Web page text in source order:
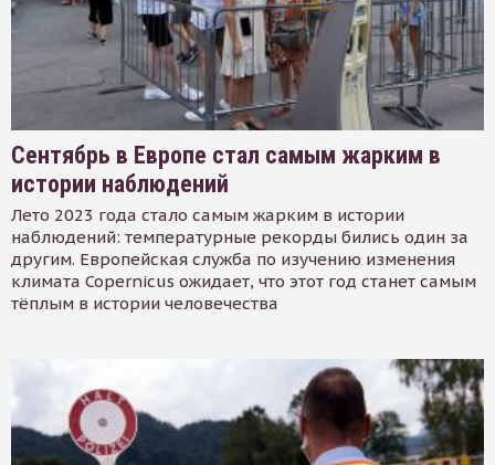
Сентябрь в Европе стал самым жарким в
истории наблюдений
Лето 2023 года стало самым жарким в истории
наблюдений: температурные рекорды бились один за
другим. Европейская служба по изучению изменения
климата Copernicus ожидает, что этот год станет самым
тёплым в истории человечества